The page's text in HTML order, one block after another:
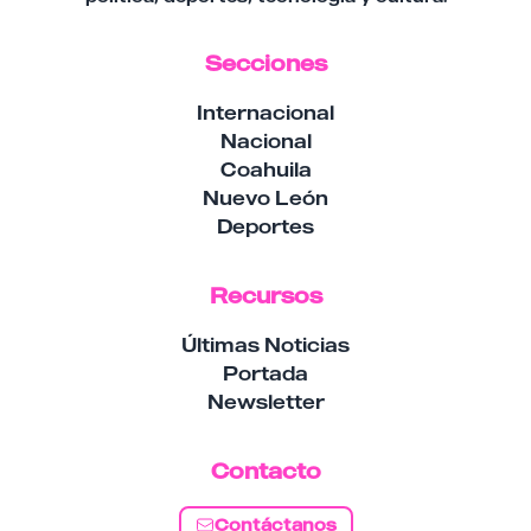
Secciones
Internacional
Nacional
Coahuila
Nuevo León
Deportes
Recursos
Últimas Noticias
Portada
Newsletter
Contacto
Contáctanos